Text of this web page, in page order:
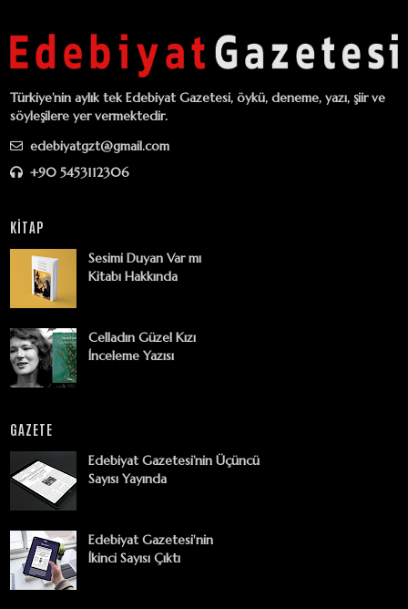
Türkiye’nin aylık tek Edebiyat Gazetesi, öykü, deneme, yazı, şiir ve
söyleşilere yer vermektedir.
edebiyatgzt@gmail.com
+90 5453112306
KİTAP
Sesimi Duyan Var mı
Kitabı Hakkında
Celladın Güzel Kızı
İnceleme Yazısı
GAZETE
Edebiyat Gazetesi’nin Üçüncü
Sayısı Yayında
Edebiyat Gazetesi'nin
İkinci Sayısı Çıktı